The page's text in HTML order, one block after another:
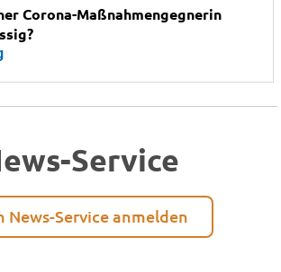
Corona-Maßnahmengegnerin
Service
News-Service anmelden